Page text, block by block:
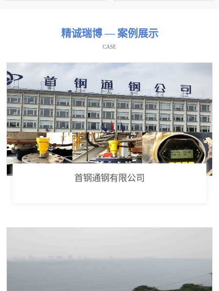
精诚瑞博 — 案例展示
CASE
首钢通钢有限公司